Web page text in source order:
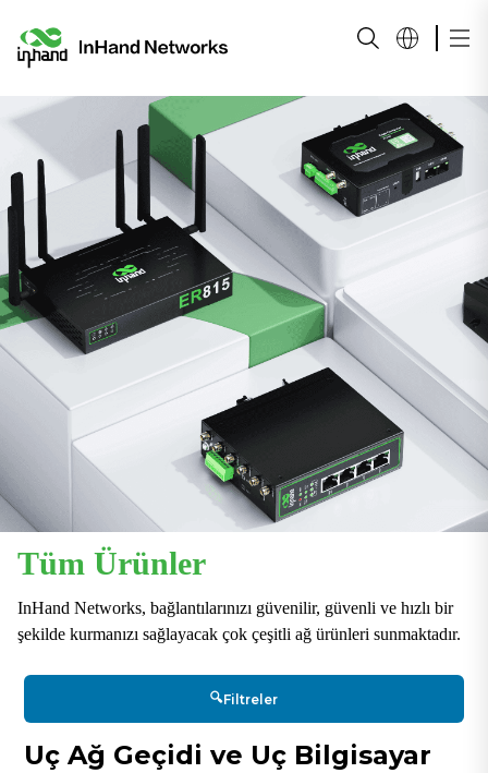
Tüm Ürünler
InHand Networks, bağlantılarınızı güvenilir, güvenli ve hızlı bir
şekilde kurmanızı sağlayacak çok çeşitli ağ ürünleri sunmaktadır.
🔍Filtreler
Uç Ağ Geçidi ve Uç Bilgisayar